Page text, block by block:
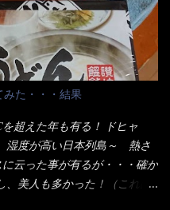
けいいよ！となるでしょ
ぱり＜湯無し＞注文は、裏注
員によっては、理解出来ない
チ混雑前に、行くのが店への
・・『釜揚げうどん得を湯ナ
ッサン店員はキョトンとし
ていないな） すると茹で方
とオッサンを向こうへやっ
どんだけ入れて出して来まし
日の2021年後半1回目のサ
た・・・結果
超えた年も有る！ ドヒャ
湿度が高い日本列島～ 熱さ
云った事が有るが・・・確か
、美人も多かった！（これは